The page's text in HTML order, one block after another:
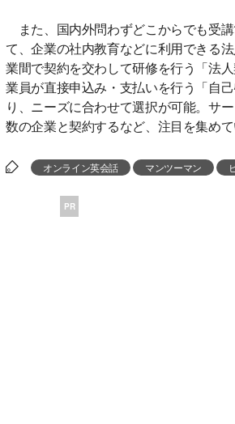
また、国内外問わずどこからでも受
て、企業の社内教育などに利用できる
業間で契約を交わして研修を行う「法
業員が直接申込み・支払いを行う「自
り、ニーズに合わせて選択が可能。サ
数の企業と契約するなど、注目を集めて
オンライン英会話 マンツーマン
PR